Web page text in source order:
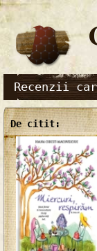
Recenzii
De citit: